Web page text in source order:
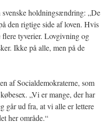
holdningsændring: „De
den rigtige side af loven. Hvis
tyverier. Lovgivning og
Ikke på alle, men på de
af Socialdemokraterne, som
„Vi er mange, der har
går ud fra, at vi alle er lettere
her område.“